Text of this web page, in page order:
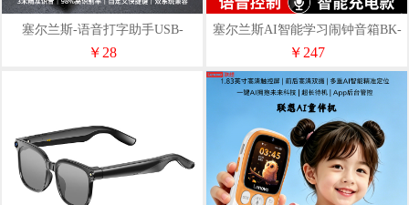
塞尔兰斯-语音打字助手USB-
Ai806
￥28
塞尔兰斯AI智能学习闹钟音箱BK-
NO1
￥247